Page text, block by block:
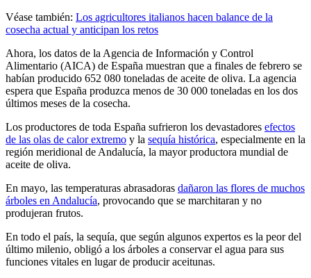
Véase también: Los agricultores italianos hacen balance de la
cosecha actual y anticipan los retos
Ahora, los datos de la Agencia de Información y Control
Alimentario (AICA) de España muestran que a finales de febrero se
habían producido 652 080 toneladas de aceite de oliva. La agencia
espera que España produzca menos de 30 000 toneladas en los dos
últimos meses de la cosecha.
Los productores de toda España sufrieron los devastadores efectos
de las olas de calor extremo y la sequía histórica, especialmente en la
región meridional de Andalucía, la mayor productora mundial de
aceite de oliva.
En mayo, las temperaturas abrasadoras dañaron las flores de muchos
árboles en Andalucía, provocando que se marchitaran y no
produjeran frutos.
En todo el país, la sequía, que según algunos expertos es la peor del
último milenio, obligó a los árboles a conservar el agua para sus
funciones vitales en lugar de producir aceitunas.